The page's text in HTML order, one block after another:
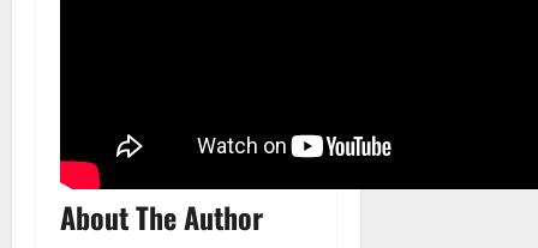
About The Author